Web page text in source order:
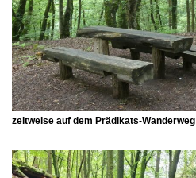
zeitweise auf dem Prädikats-Wanderweg